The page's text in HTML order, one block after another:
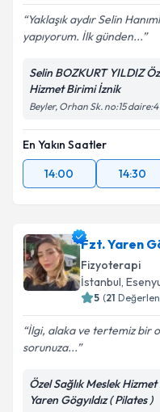
Yaklaşık aydır Selin
yapıyorum. İlk günden...
Selin BOZKURT YILDIZ
Hizmet Birimi İznik
Beyler, Orhan Sk. no:15 daire:4
En Yakın Saatler
14:00
14:30
Fzt. Yaren
Fizyoterapi
İstanbul,
5 (21
İlgi, alaka ve tertemiz bir
sorunuza...
Özel Sağlık Meslek
Yaren Gögyıldız ( Pilates )